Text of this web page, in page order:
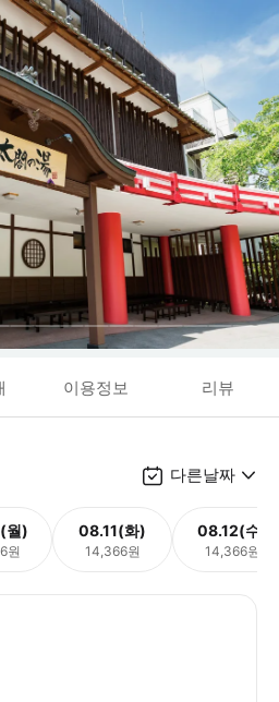
이용정보 리뷰
다른날짜
월)
원
08.11(화)
14,366원
08.12(수)
14,366원